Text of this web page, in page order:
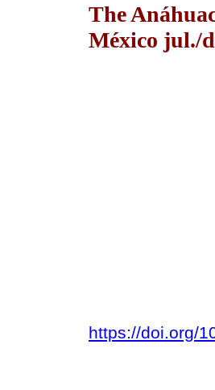
The
México jul./
https://doi.org/